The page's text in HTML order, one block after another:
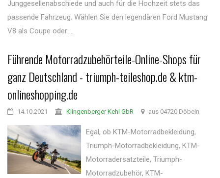
Junggesellenabschiede und auch für die Hochzeit stets das
passende Fahrzeug. Wählen Sie den legendären Ford Mustang
V8 als Coupe oder ...
Führende Motorradzubehörteile-Online-Shops für
ganz Deutschland - triumph-teileshop.de & ktm-
onlineshopping.de
14.10.2021 Klingenberger Kehl GbR aus 04720 Döbeln
Egal, ob KTM-Motorradbekleidung,
Triumph-Motorradbekleidung, KTM-
Motorradersatzteile, Triumph-
Motorradzubehör, KTM-